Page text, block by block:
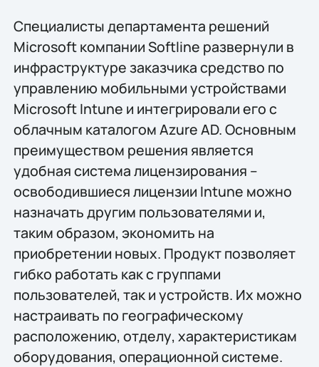
Специалисты департамента решений
Microsoft компании Softline развернули в
инфраструктуре заказчика средство по
управлению мобильными устройствами
Microsoft Intune и интегрировали его с
облачным каталогом Azure AD. Основным
преимуществом решения является
удобная система лицензирования –
освободившиеся лицензии Intune можно
назначать другим пользователями и,
таким образом, экономить на
приобретении новых. Продукт позволяет
гибко работать как с группами
пользователей, так и устройств. Их можно
настраивать по географическому
расположению, отделу, характеристикам
оборудования, операционной системе.